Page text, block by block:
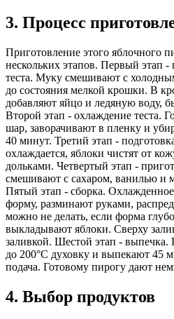
3. Процесс
Приготовление этого яблочного
нескольких этапов. Первый этап -
теста. Муку смешивают с
до состояния мелкой крошки. В
добавляют яйцо и ледяную воду,
Второй этап - охлаждение теста.
шар, заворачивают в пленку и
40 минут. Третий этап -
охлаждается, яблоки чистят от
дольками. Четвертый этап -
смешивают с сахаром, ванилью и
Пятый этап - сборка.
форму, разминают руками,
можно не делать, если форма
выкладывают яблоки. Сверху
заливкой. Шестой этап - выпечка.
до 200°С духовку и выпекают 45
подача. Готовому пирогу дают
4. Выбор продуктов